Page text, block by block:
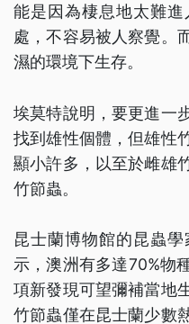
能是因為棲息地太難
處，不容易被人察覺。
濕的環境下生存。
埃莫特說明，要更進一
找到雄性個體，但雄性
顯小許多，以至於雌雄
竹節蟲。
昆士蘭博物館的昆蟲
示，澳洲有多達70%物
項新發現可望彌補當地
竹節蟲僅在昆士蘭少數